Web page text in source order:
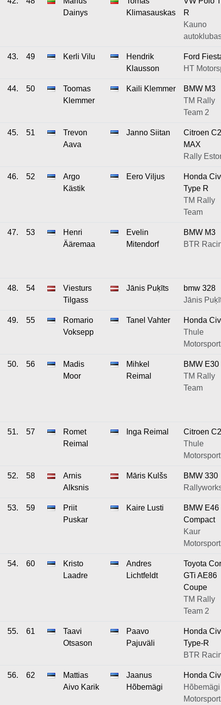
Dainys
Klimasauskas
R
Kauno
43. 49 Kerli Vilu
Hendrik
Klausson
Ford
HT
44. 50
Toomas
Klemmer
Kaili Klemmer
BMW M3
TM Rally
Team 2
45. 51
Trevon
Aava
Janno Siitan
Citroen
MAX
Rally
46. 52
Argo
Kästik
Eero Viljus
Honda
Type R
TM Rally
Team
47. 53
Henri
Ääremaa
Evelin
Mitendorf
BMW M3
BTR
48. 54
Viesturs
Tilgass
Jānis Puķīts
bmw 328
Jānis
49. 55
Romario
Voksepp
Tanel Vahter
Honda
Thule
Motorsport
50. 56
Madis
Moor
Mihkel
Reimal
BMW E30
TM Rally
Team
51. 57
Romet
Reimal
Inga Reimal
Citroen C2
Thule
Motorsport
52. 58
Arnis
Alksnis
Māris Kulšs
BMW 330
53. 59
Priit
Puskar
Kaire Lusti
BMW E46
Compact
Kaur
Motorsport
54. 60
Kristo
Laadre
Andres
Lichtfeldt
Toyota
GTi AE86
Coupe
TM Rally
Team 2
55. 61
Taavi
Otsason
Paavo
Pajuväli
Honda
Type-R
BTR
56. 62
Mattias
Aivo Karik
Jaanus
Hõbemägi
Honda
Hõbemägi
Motorsport